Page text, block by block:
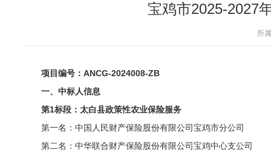
宝鸡市2025-2027
所
项目编号： ANCG-2024008-ZB
一、中标人信息
第1标段：太白县政策性农业保险服务
第一名：中国人民财产保险股份有限公司宝鸡市分公司
第二名：中华联合财产保险股份有限公司宝鸡中心支公司